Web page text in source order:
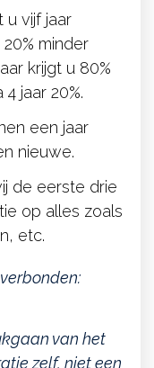
u vijf jaar
minder
krijgt u 80%
jaar 20%.
een jaar
nieuwe.
de eerste drie
op alles zoals
etc.
van het
zelf, niet een